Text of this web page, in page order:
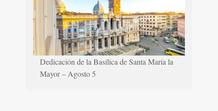
Dedicación de la Basílica de Santa María la
Mayor – Agosto 5